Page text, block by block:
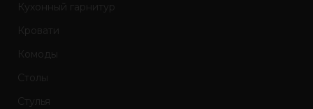
Кухонный гарнитур
Кровати
Комоды
Столы
Стулья